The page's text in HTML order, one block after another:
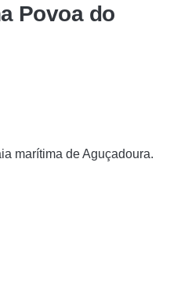
Povoa do
marí­tima de Aguçadoura.